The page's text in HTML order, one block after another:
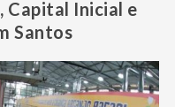
Capital Inicial e
Santos